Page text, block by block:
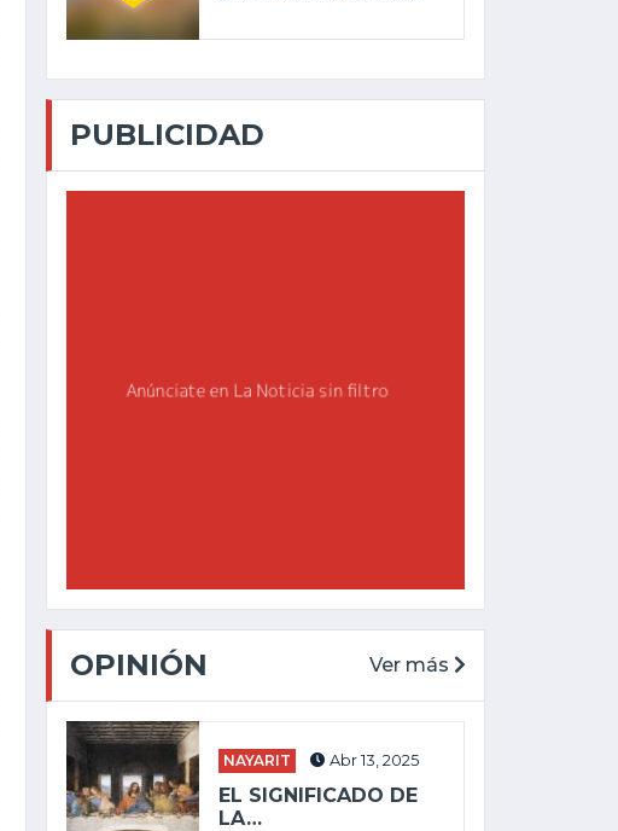
PUBLICIDAD
OPINIÓN Ver más
NAYARIT Abr 13, 2025
EL SIGNIFICADO DE
LA…